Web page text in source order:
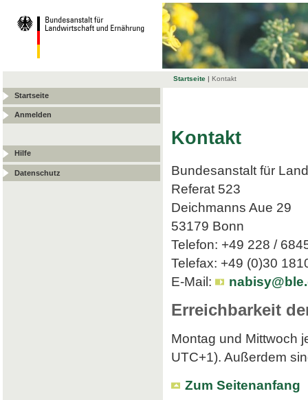
Startseite | Kontakt
Startseite
Anmelden
Hilfe
Datenschutz
Kontakt
Bundesanstalt für
Referat 523
Deichmanns Aue 29
53179 Bonn
Telefon: +49 228 /
Telefax: +49 (0)30
E-Mail:
Erreichbarkeit
Montag und Mittwoch
UTC+1). Außerdem
Zum Seitenanfang